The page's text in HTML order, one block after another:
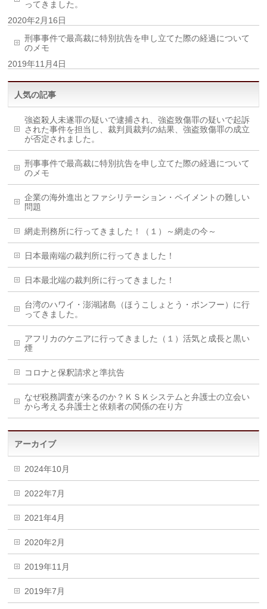
ってきました。
2020年2月16日
刑事事件で最高裁に特別抗告を申し立てた際の経過について
のメモ
2019年11月4日
人気の記事
強盗殺人未遂罪の疑いで逮捕され、強盗致傷罪の疑いで起訴
された事件を担当し、裁判員裁判の結果、強盗致傷罪の成立
が否定されました。
刑事事件で最高裁に特別抗告を申し立てた際の経過について
のメモ
企業の海外進出とファシリテーション・ペイメントの難しい
問題
網走刑務所に行ってきました！（１）～網走の今～
日本最南端の裁判所に行ってきました！
日本最北端の裁判所に行ってきました！
台湾のハワイ・澎湖諸島（ほうこしょとう・ポンフー）に行
ってきました。
アフリカのケニアに行ってきました（１）活気と成長と黒い
煙
コロナと保釈請求と準抗告
なぜ税務調査が来るのか？ＫＳＫシステムと弁護士の立会い
から考える弁護士と依頼者の関係の在り方
アーカイブ
2024年10月
2022年7月
2021年4月
2020年2月
2019年11月
2019年7月